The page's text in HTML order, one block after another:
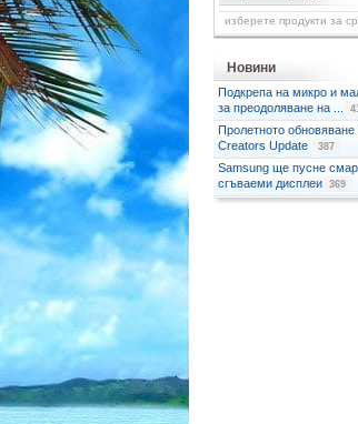
изберете продукти за
Новини
Подкрепа на микро и
за преодоляване на ...
Пролетното
Creators Update
387
Samsung ще пусне
сгъваеми дисплеи 369